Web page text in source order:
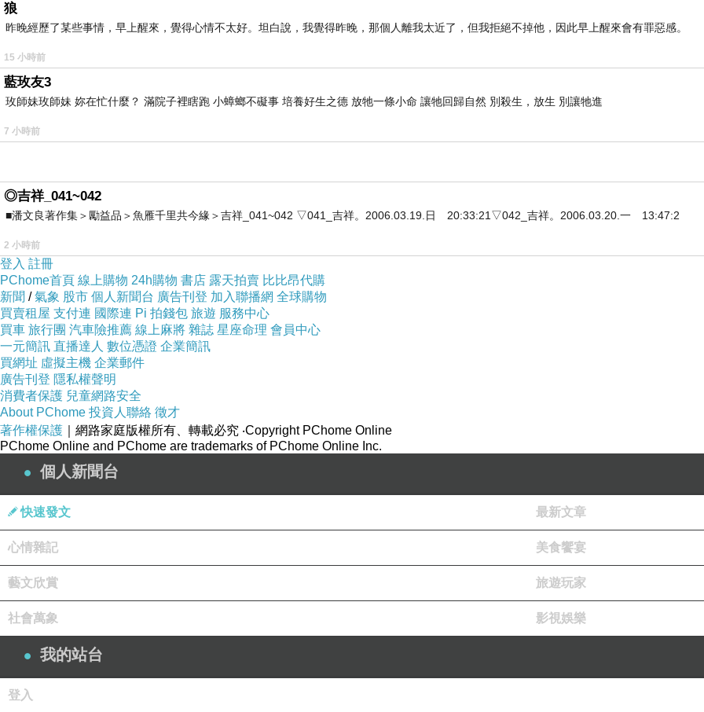
狼
昨晚經歷了某些事情，早上醒來，覺得心情不太好。坦白說，我覺得昨晚，那個人離我太近了，但我拒絕不掉他，因此早上醒來會有罪惡感。
15 小時前
藍玫友3
玫師妹玫師妹 妳在忙什麼？ 滿院子裡瞎跑 小蟑螂不礙事 培養好生之德 放牠一條小命 讓牠回歸自然 別殺生，放生 別讓牠進
7 小時前
◎吉祥_041~042
■潘文良著作集＞勵益品＞魚雁千里共今緣＞吉祥_041~042 ▽041_吉祥。2006.03.19.日 20:33:21▽042_吉祥。2006.03.20.一 13:47:2
2 小時前
登入 註冊
PChome首頁 線上購物 24h購物 書店 露天拍賣 比比昂代購
新聞 /氣象 股市 個人新聞台 廣告刊登 加入聯播網 全球購物
買賣租屋 支付連 國際連 Pi 拍錢包 旅遊 服務中心
買車 旅行團 汽車險推薦 線上麻將 雜誌 星座命理 會員中心
一元簡訊 直播達人 數位憑證 企業簡訊
買網址 虛擬主機 企業郵件
廣告刊登 隱私權聲明
消費者保護 兒童網路安全
About PChome 投資人聯絡 徵才
著作權保護 ｜網路家庭版權所有、轉載必究 ‧Copyright PChome Online
PChome Online and PChome are trademarks of PChome Online Inc.
個人新聞台
快速發文 最新文章
心情雜記 美食饗宴
藝文欣賞 旅遊玩家
社會萬象 影視娛樂
我的站台
登入